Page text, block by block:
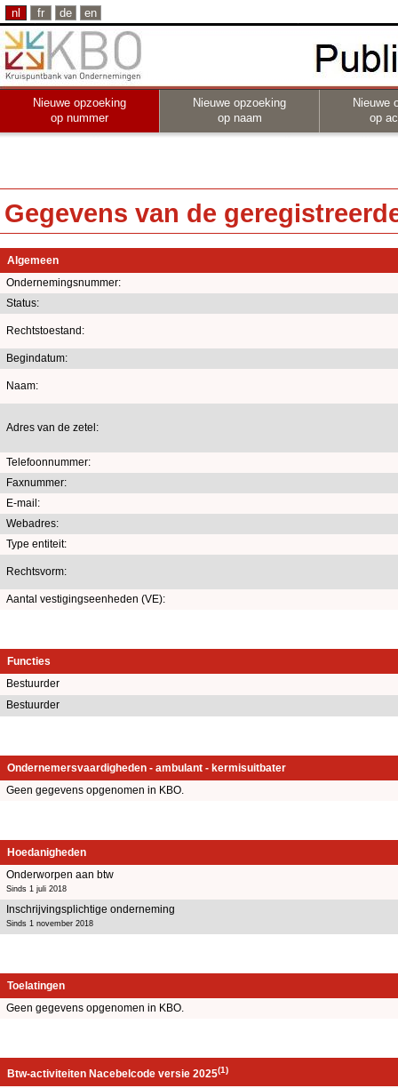
nl fr de en
Nieuwe opzoeking
op nummer
Nieuwe opzoeking
op naam
Nieuwe
op
Gegevens van de
Algemeen
Ondernemingsnummer:
Status:
Rechtstoestand:
Begindatum:
Naam:
Adres van de zetel:
Telefoonnummer:
Faxnummer:
E-mail:
Webadres:
Type entiteit:
Rechtsvorm:
Aantal vestigingseenheden (VE):
Functies
Bestuurder
Bestuurder
Ondernemersvaardigheden - ambulant - kermisuitbater
Geen gegevens opgenomen in KBO.
Hoedanigheden
Onderworpen aan btw
Sinds 1 juli 2018
Inschrijvingsplichtige onderneming
Sinds 1 november 2018
Toelatingen
Geen gegevens opgenomen in KBO.
Btw-activiteiten Nacebelcode versie 2025(1)